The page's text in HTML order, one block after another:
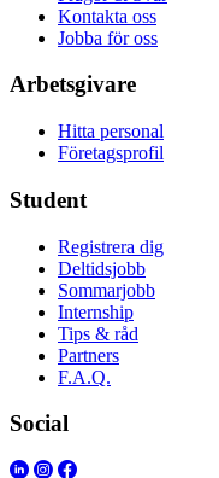
Kontakta oss
Jobba för oss
Arbetsgivare
Hitta personal
Företagsprofil
Student
Registrera dig
Deltidsjobb
Sommarjobb
Internship
Tips & råd
Partners
F.A.Q.
Social